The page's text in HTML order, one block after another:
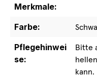
Merkmale:
Farbe:
Pflegehinwei
se:
Bitte
kann.